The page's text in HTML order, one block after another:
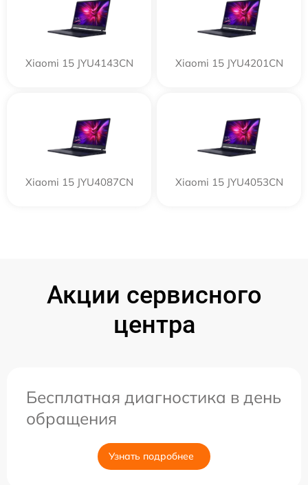
Xiaomi 15 JYU4143CN Xiaomi 15 JYU4201CN
Xiaomi 15 JYU4087CN Xiaomi 15 JYU4053CN
Акции сервисного
центра
Бесплатная диагностика в день
обращения
Узнать подробнее